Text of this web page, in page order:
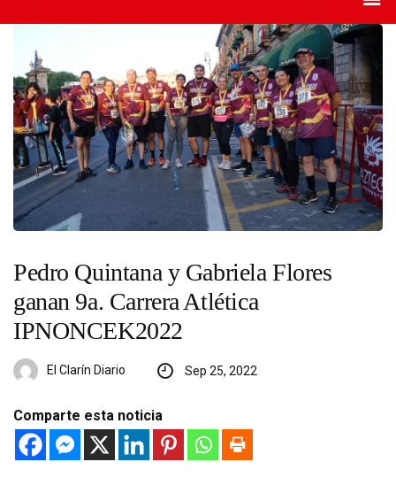
Pedro Quintana y Gabriela Flores
ganan 9a. Carrera Atlética
IPNONCEK2022
El Clarín Diario Sep 25, 2022
Comparte esta noticia